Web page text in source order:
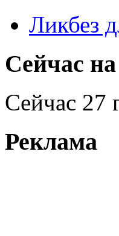
Ликбез
Сейчас на
Сейчас 27
Реклама